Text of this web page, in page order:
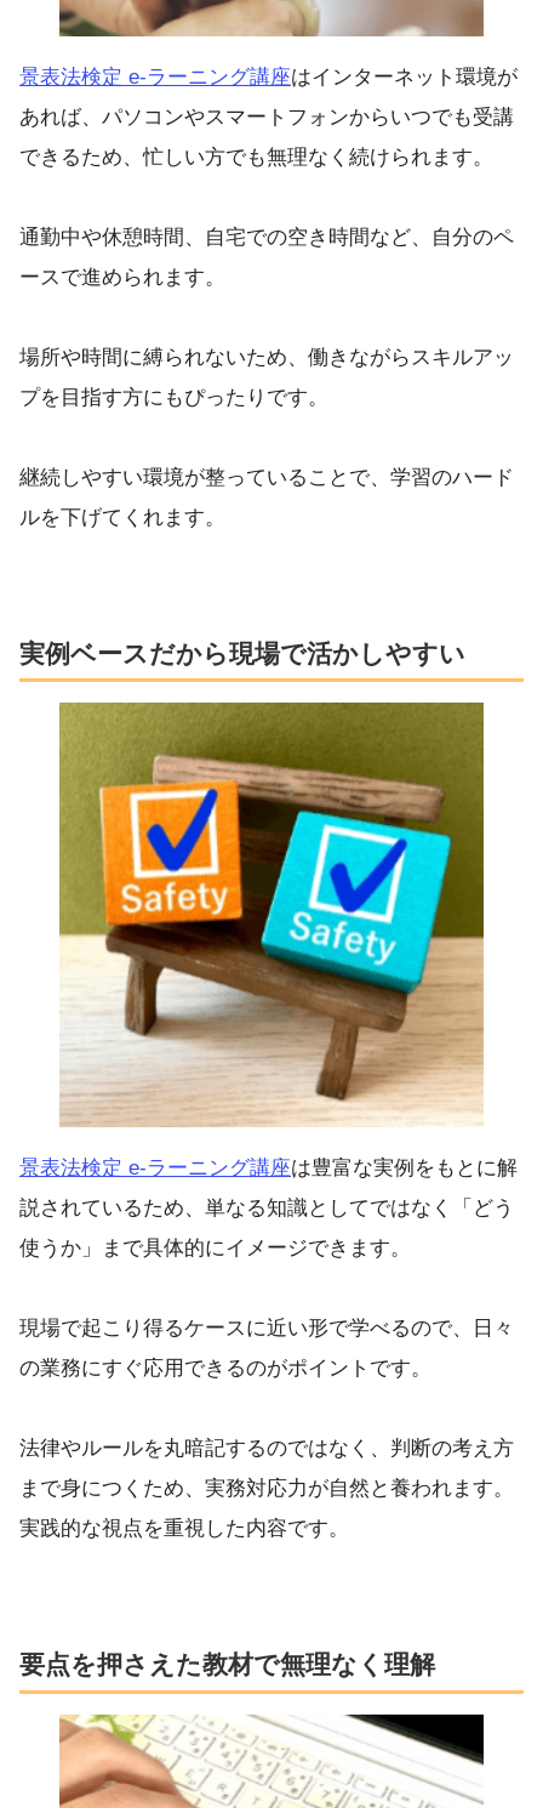
景表法検定 e-ラーニング講座はインターネット環境が
あれば、パソコンやスマートフォンからいつでも受講
できるため、忙しい方でも無理なく続けられます。
通勤中や休憩時間、自宅での空き時間など、自分のペ
ースで進められます。
場所や時間に縛られないため、働きながらスキルアッ
プを目指す方にもぴったりです。
継続しやすい環境が整っていることで、学習のハード
ルを下げてくれます。
実例ベースだから現場で活かしやすい
景表法検定 e-ラーニング講座は豊富な実例をもとに解
説されているため、単なる知識としてではなく「どう
使うか」まで具体的にイメージできます。
現場で起こり得るケースに近い形で学べるので、日々
の業務にすぐ応用できるのがポイントです。
法律やルールを丸暗記するのではなく、判断の考え方
まで身につくため、実務対応力が自然と養われます。
実践的な視点を重視した内容です。
要点を押さえた教材で無理なく理解